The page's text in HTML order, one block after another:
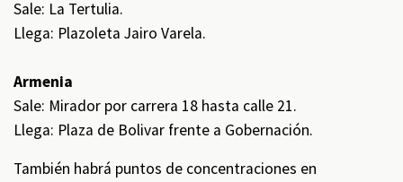
Sale: La Tertulia.
Llega: Plazoleta Jairo Varela.
Armenia
Sale: Mirador por carrera 18 hasta calle 21.
Llega: Plaza de Bolivar frente a Gobernación.
También habrá puntos de concentraciones en